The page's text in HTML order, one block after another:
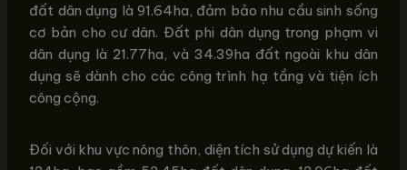
đất dân dụng là 91.64ha, đảm bảo nhu cầu sinh sống
cơ bản cho cư dân. Đất phi dân dụng trong phạm vi
dân dụng là 21.77ha, và 34.39ha đất ngoài khu dân
dụng sẽ dành cho các công trình hạ tầng và tiện ích
công cộng.
Đối với khu vực nông thôn, diện tích sử dụng dự kiến là